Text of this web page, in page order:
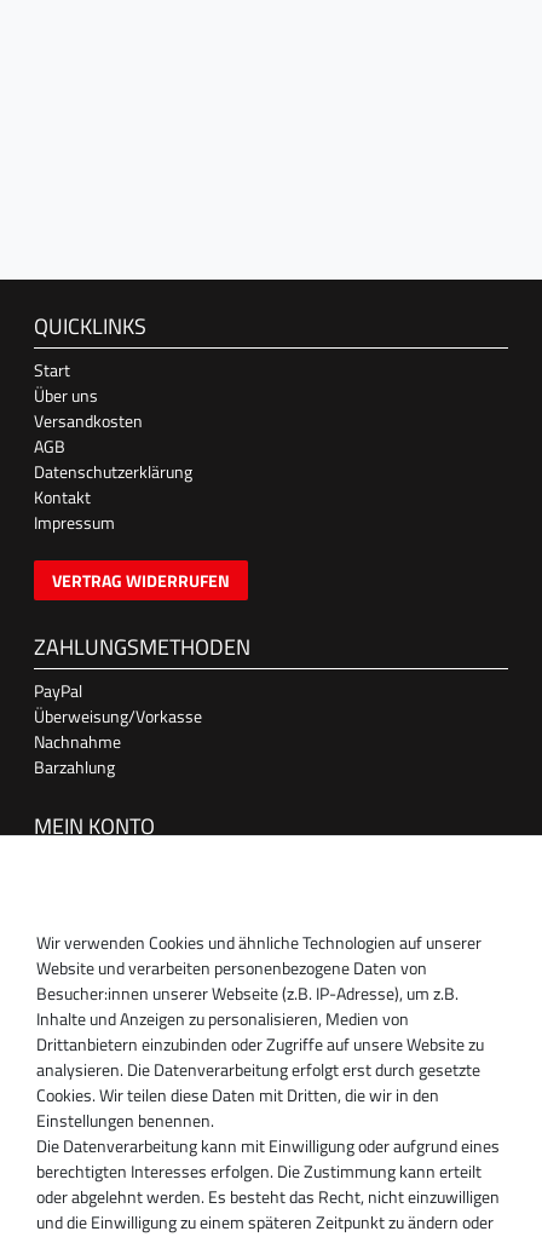
QUICKLINKS
Start
Über uns
Versandkosten
AGB
Datenschutzerklärung
Kontakt
Impressum
VERTRAG WIDERRUFEN
ZAHLUNGSMETHODEN
PayPal
Überweisung/Vorkasse
Nachnahme
Barzahlung
MEIN KONTO
SUPPORT
Inhaber:
Magnos Turbosystems GmbH
Miraustraße 27-29
D-13509 Berlin
+49 30 340 606 740
+49 30 340 606 740
+49 30 340 606 745
info@turboservice24.de
Wir verwenden Cookies und ähnliche Technologien auf unserer
Website und verarbeiten personenbezogene Daten von
Besucher:innen unserer Webseite (z.B. IP-Adresse), um z.B.
Inhalte und Anzeigen zu personalisieren, Medien von
Drittanbietern einzubinden oder Zugriffe auf unsere Website zu
analysieren. Die Datenverarbeitung erfolgt erst durch gesetzte
Cookies. Wir teilen diese Daten mit Dritten, die wir in den
Einstellungen benennen.
Die Datenverarbeitung kann mit Einwilligung oder aufgrund eines
berechtigten Interesses erfolgen. Die Zustimmung kann erteilt
oder abgelehnt werden. Es besteht das Recht, nicht einzuwilligen
und die Einwilligung zu einem späteren Zeitpunkt zu ändern oder